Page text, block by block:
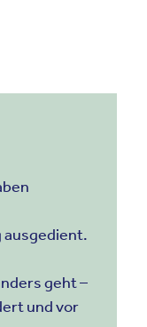
ausgedient.
geht –
und vor